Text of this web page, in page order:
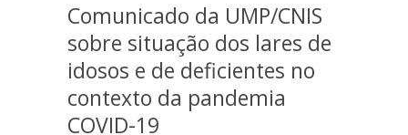
Comunicado da UMP/CNIS
sobre situação dos lares de
idosos e de deficientes no
contexto da pandemia
COVID-19